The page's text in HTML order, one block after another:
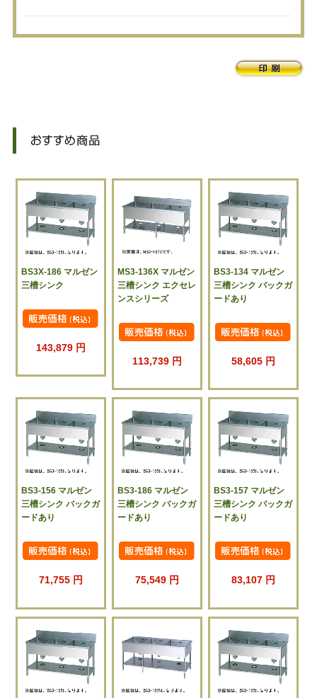
BS3X-186 マルゼン
三槽シンク
143,879 円
MS3-136X マルゼン
三槽シンク エクセレ
ンスシリーズ
113,739 円
BS3-134 マルゼン
三槽シンク バックガ
ードあり
58,605 円
BS3-156 マルゼン
三槽シンク バックガ
ードあり
71,755 円
BS3-186 マルゼン
三槽シンク バックガ
ードあり
75,549 円
BS3-157 マルゼン
三槽シンク バックガ
ードあり
83,107 円